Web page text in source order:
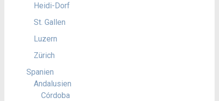
Heidi-Dorf
St. Gallen
Luzern
Zürich
Spanien
Andalusien
Córdoba